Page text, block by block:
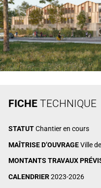
FICHETECHNIQUE
STATUTChantier en cours
MAÎTRISE D’OUVRAGEVille
MONTANTS TRAVAUX
CALENDRIER2023-2026